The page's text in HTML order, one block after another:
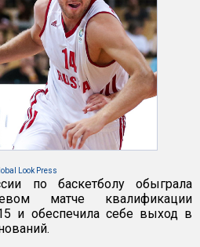
Look Press
по баскетболу обыграла
матче квалификации
и обеспечила себе выход в